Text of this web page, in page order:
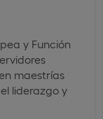
y Función
maestrías
liderazgo y